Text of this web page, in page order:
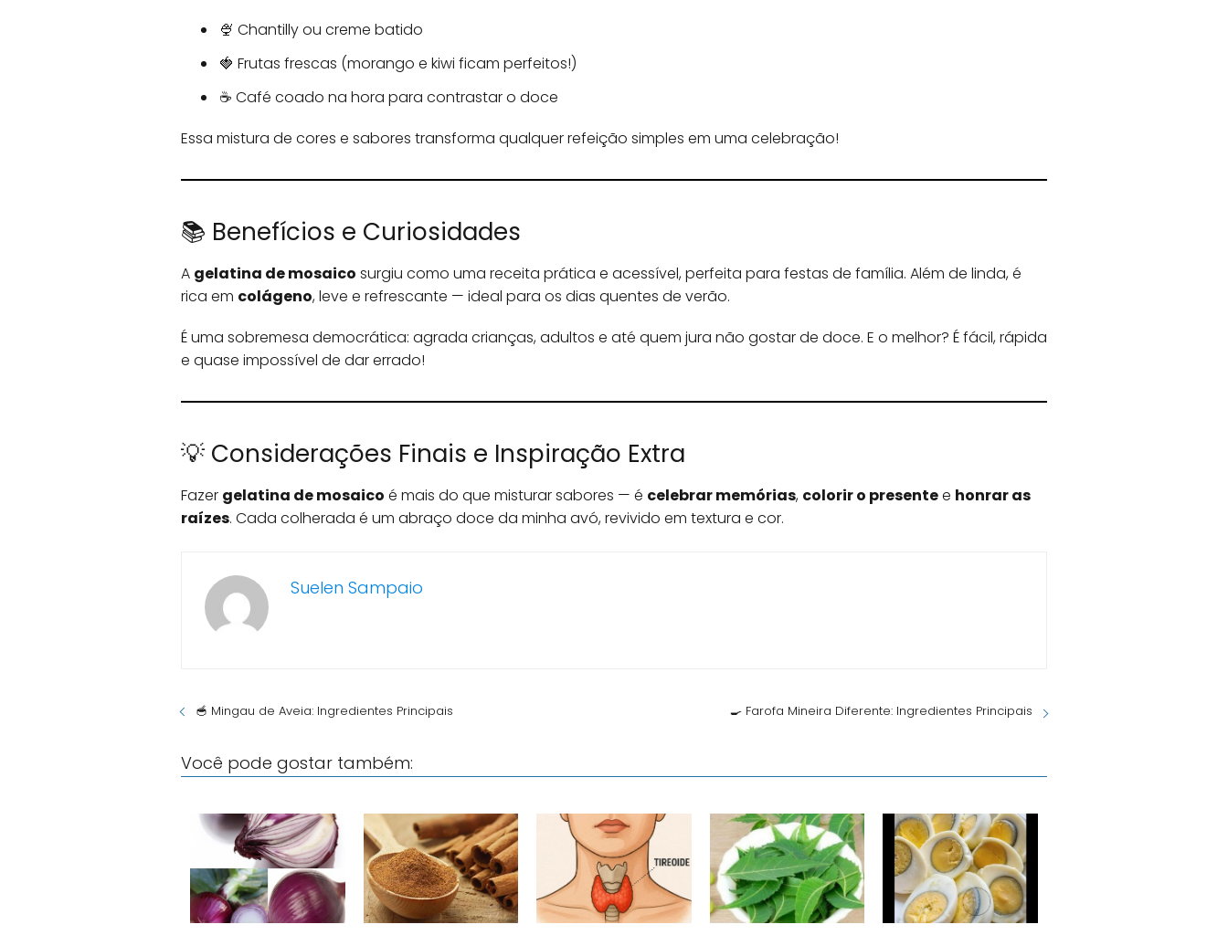
🍨 Chantilly ou creme batido
🍓 Frutas frescas (morango e kiwi ficam perfeitos!)
☕ Café coado na hora para contrastar o doce
Essa mistura de cores e sabores transforma qualquer refeição simples em uma celebração!
📚 Benefícios e Curiosidades
A gelatina de mosaico surgiu como uma receita prática e acessível, perfeita para festas de família. Além de linda, é
rica em colágeno, leve e refrescante — ideal para os dias quentes de verão.
É uma sobremesa democrática: agrada crianças, adultos e até quem jura não gostar de doce. E o melhor? É fácil, rápida
e quase impossível de dar errado!
💡 Considerações Finais e Inspiração Extra
Fazer gelatina de mosaico é mais do que misturar sabores — é celebrar memórias, colorir o presentee honrar as
raízes. Cada colherada é um abraço doce da minha avó, revivido em textura e cor.
Suelen Sampaio
🥣 Mingau de Aveia: Ingredientes Principais 🍳 Farofa Mineira Diferente: Ingredientes Principais
Você pode gostar também: